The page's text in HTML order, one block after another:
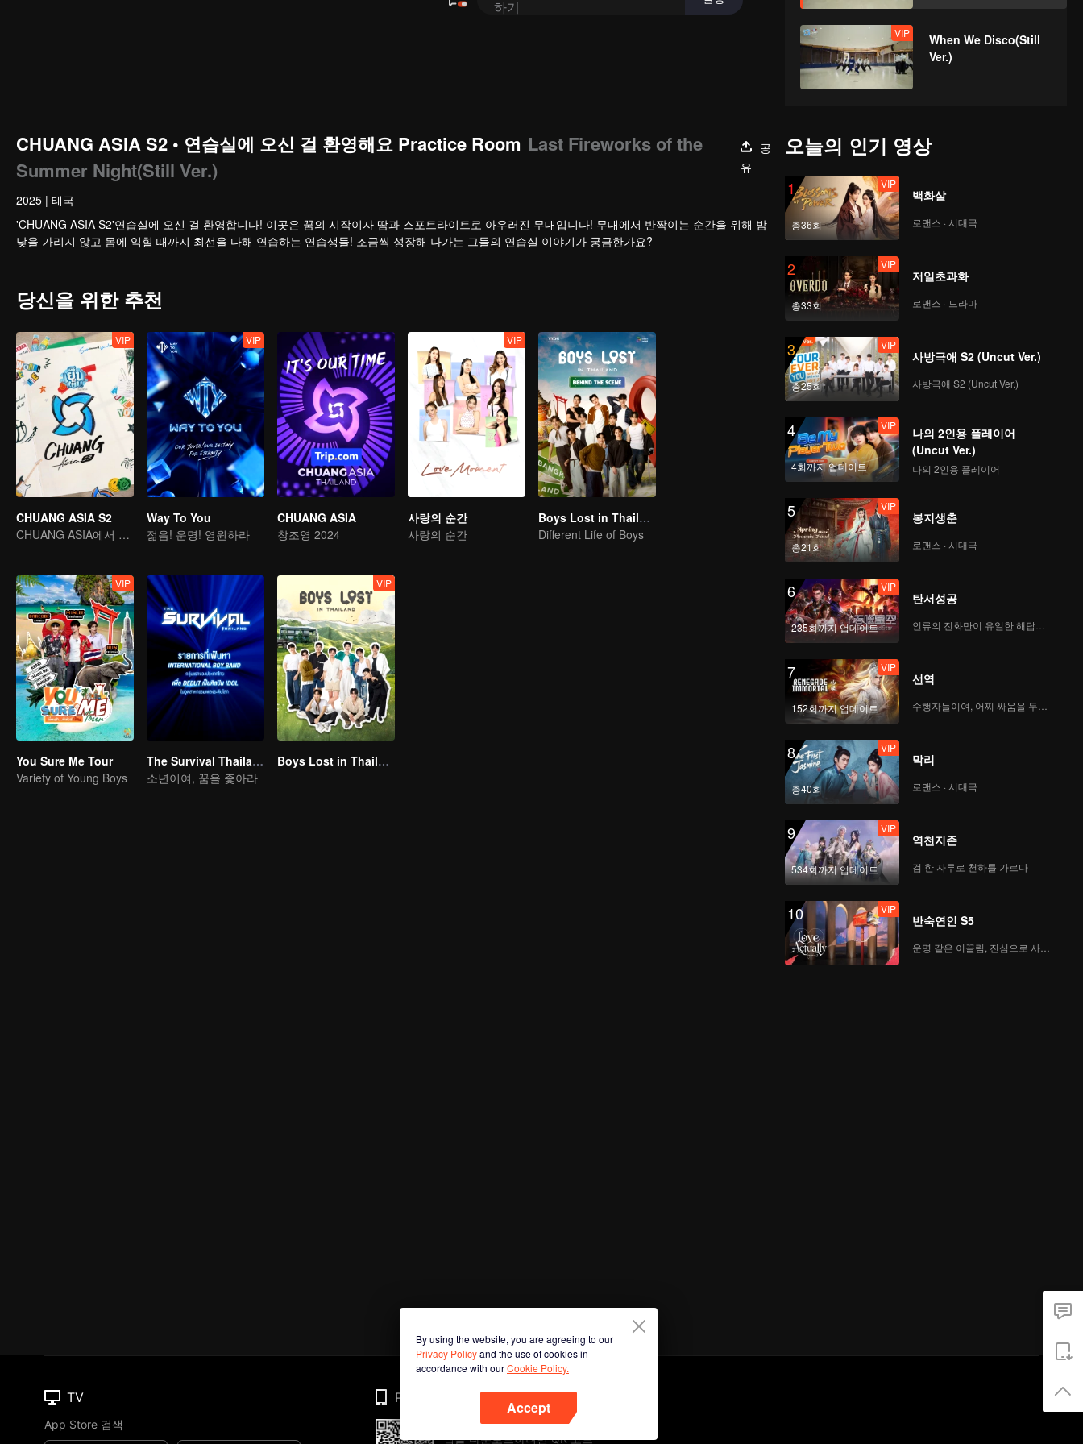
VIP
When We Disco(Still
Ver.)
VIP Crush(Moving Ver.)
VIP
Last Fireworks of the
Summer
VIP
When We
Disco(Moving Ver.)
VIP Python(Still Ver.)
VIP I Dream(Still Ver.)
VIP No Way(Still Ver.)
VIP Python(Moving Ver.)
VIP I Dream(Moving Ver.)
VIP No Way(Moving Ver.)
CHUANG ASIA S2 • 연습실에 오신 걸 환영해요 Practice Room Last Fireworks of the
Summer Night(Still Ver.)
공
유
2025 | 태국
'CHUANG ASIA S2'연습실에 오신 걸 환영합니다! 이곳은 꿈의 시작이자 땀과 스포트라이트로 아우러진 무대입니다! 무대에서 반짝이는 순간을 위해 밤
낮을 가리지 않고 몸에 익힐 때까지 최선을 다해 연습하는 연습생들! 조금씩 성장해 나가는 그들의 연습실 이야기가 궁금한가요?
당신을 위한 추천
VIP
CHUANG ASIA S2
CHUANG ASIA에서 당신의 아이돌을 픽 하세요
VIP
Way To You
젊음! 운명! 영원하라
CHUANG ASIA
창조영 2024
VIP
사랑의 순간
사랑의 순간
Boys Lost in Thailand·Behind the Scene
Different Life of Boys
VIP
You Sure Me Tour
Variety of Young Boys
The Survival Thailand (Uncut Ver.)
소년이여, 꿈을 좇아라
VIP
Boys Lost in Thailand
오늘의 인기 영상
1
총36회
VIP
백화살
로맨스 · 시대극
2
총33회
VIP
저일초과화
로맨스 · 드라마
3
총25회
VIP
사방극애 S2 (Uncut Ver.)
사방극애 S2 (Uncut Ver.)
4
4회까지 업데이트
VIP
나의 2인용 플레이어
(Uncut Ver.)
나의 2인용 플레이어
5
총21회
VIP
봉지생춘
로맨스 · 시대극
6
235회까지 업데이트
VIP
탄서성공
인류의 진화만이 유일한 해답이다
7
152회까지 업데이트
VIP
선역
8
총40회
VIP
막리
로맨스 · 시대극
9
534회까지 업데이트
VIP
역천지존
검 한 자루로 천하를 가르다
10 VIP
반숙연인 S5
운명 같은 이끌림, 진심으로 사랑하다
By using the website, you are agreeing to our
Privacy Policyand the use of cookies in
accordance with ourCookie Policy.
Accept
TV
App Store 검색
Phone
앱을 다운로드하려면 QR 코드